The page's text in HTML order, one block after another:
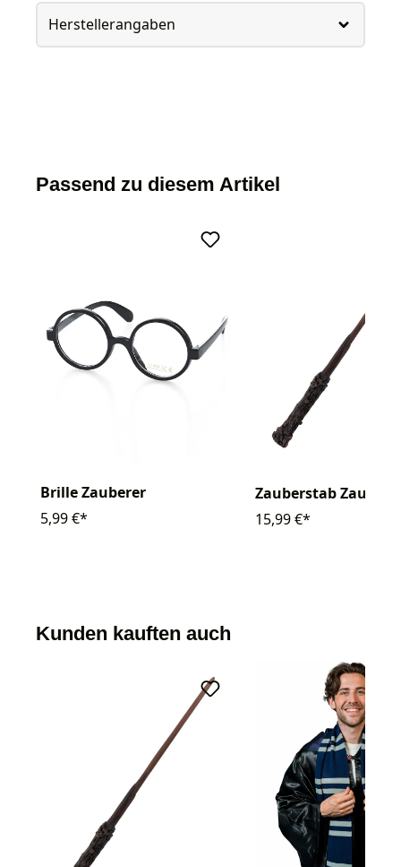
Herstellerangaben
Passend zu diesem Artikel
Brille Zauberer
5,99 €*
Zauberstab
15,99 €*
Kunden kauften auch